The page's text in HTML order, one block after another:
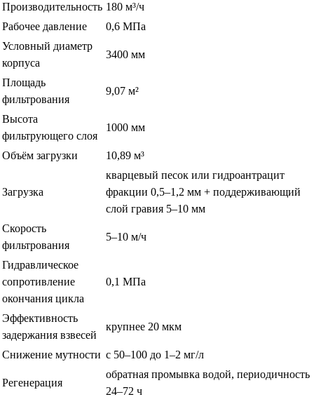
Производительность 180 м³/ч
Рабочее давление
0,6 МПа
Условный диаметр
корпуса
3400 мм
Площадь
фильтрования
9,07 м²
Высота
фильтрующего слоя
1000 мм
Объём загрузки 10,89 м³
Загрузка
кварцевый песок или гидроантрацит
фракции 0,5–1,2 мм + поддерживающий
слой гравия 5–10 мм
Скорость
фильтрования
5–10 м/ч
Гидравлическое
сопротивление
окончания цикла
0,1 МПа
Эффективность
задержания взвесей
крупнее 20 мкм
Снижение мутности с 50–100 до 1–2 мг/л
Регенерация
обратная промывка водой, периодичность
24–72 ч